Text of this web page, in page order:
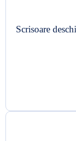
Scrisoare